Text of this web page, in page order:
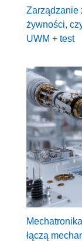
Zarządzanie
żywności,
UWM + test
łączą